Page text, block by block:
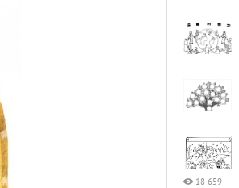
18 659